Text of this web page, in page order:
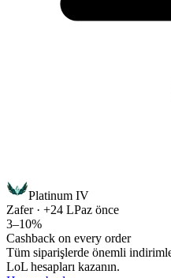
Platinum IV
Zafer · +24 LPaz önce
3–10%
Cashback on every order
Tüm siparişlerde önemli
LoL hesapları kazanın.